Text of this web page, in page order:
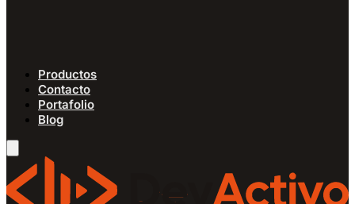
Productos
Contacto
Portafolio
Blog